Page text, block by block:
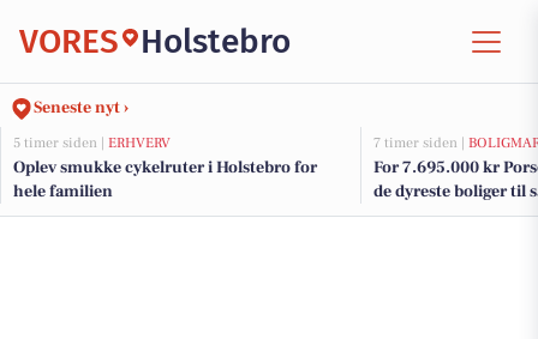
VORES Holstebro
Seneste nyt ›
5 timer siden | ERHVERV
Oplev smukke cykelruter i Holstebro for
hele familien
7 timer siden |
For 7.695.000 kr
de dyreste boliger til